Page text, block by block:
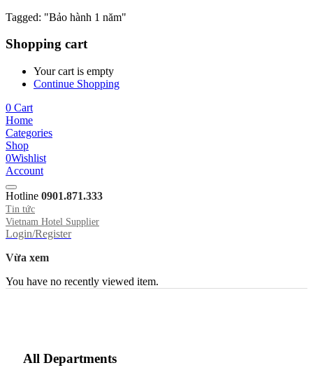
Tagged: "Bảo hành 1 năm"
Shopping cart
Your cart is empty
Continue Shopping
0 Cart
Home
Categories
Shop
0Wishlist
Account
Hotline 0901.871.333
Tin tức
Vietnam Hotel Supplier
Login/Register
Vừa xem
You have no recently viewed item.
All Departments